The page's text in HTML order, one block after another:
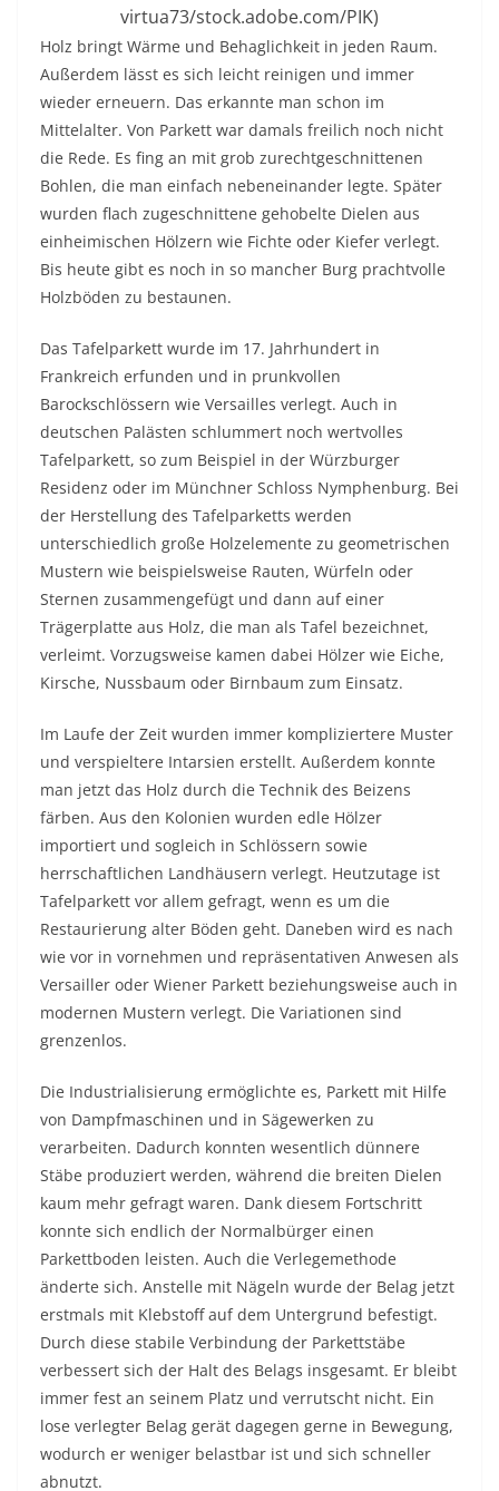
virtua73/stock.adobe.com/PIK)
Holz bringt Wärme und Behaglichkeit in jeden Raum.
Außerdem lässt es sich leicht reinigen und immer
wieder erneuern. Das erkannte man schon im
Mittelalter. Von Parkett war damals freilich noch nicht
die Rede. Es fing an mit grob zurechtgeschnittenen
Bohlen, die man einfach nebeneinander legte. Später
wurden flach zugeschnittene gehobelte Dielen aus
einheimischen Hölzern wie Fichte oder Kiefer verlegt.
Bis heute gibt es noch in so mancher Burg prachtvolle
Holzböden zu bestaunen.
Das Tafelparkett wurde im 17. Jahrhundert in
Frankreich erfunden und in prunkvollen
Barockschlössern wie Versailles verlegt. Auch in
deutschen Palästen schlummert noch wertvolles
Tafelparkett, so zum Beispiel in der Würzburger
Residenz oder im Münchner Schloss Nymphenburg. Bei
der Herstellung des Tafelparketts werden
unterschiedlich große Holzelemente zu geometrischen
Mustern wie beispielsweise Rauten, Würfeln oder
Sternen zusammengefügt und dann auf einer
Trägerplatte aus Holz, die man als Tafel bezeichnet,
verleimt. Vorzugsweise kamen dabei Hölzer wie Eiche,
Kirsche, Nussbaum oder Birnbaum zum Einsatz.
Im Laufe der Zeit wurden immer kompliziertere Muster
und verspieltere Intarsien erstellt. Außerdem konnte
man jetzt das Holz durch die Technik des Beizens
färben. Aus den Kolonien wurden edle Hölzer
importiert und sogleich in Schlössern sowie
herrschaftlichen Landhäusern verlegt. Heutzutage ist
Tafelparkett vor allem gefragt, wenn es um die
Restaurierung alter Böden geht. Daneben wird es nach
wie vor in vornehmen und repräsentativen Anwesen als
Versailler oder Wiener Parkett beziehungsweise auch in
modernen Mustern verlegt. Die Variationen sind
grenzenlos.
Die Industrialisierung ermöglichte es, Parkett mit Hilfe
von Dampfmaschinen und in Sägewerken zu
verarbeiten. Dadurch konnten wesentlich dünnere
Stäbe produziert werden, während die breiten Dielen
kaum mehr gefragt waren. Dank diesem Fortschritt
konnte sich endlich der Normalbürger einen
Parkettboden leisten. Auch die Verlegemethode
änderte sich. Anstelle mit Nägeln wurde der Belag jetzt
erstmals mit Klebstoff auf dem Untergrund befestigt.
Durch diese stabile Verbindung der Parkettstäbe
verbessert sich der Halt des Belags insgesamt. Er bleibt
immer fest an seinem Platz und verrutscht nicht. Ein
lose verlegter Belag gerät dagegen gerne in Bewegung,
wodurch er weniger belastbar ist und sich schneller
abnutzt.